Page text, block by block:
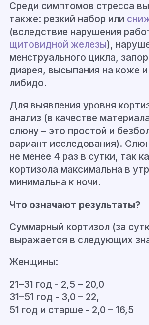
Среди симптомов стресса
также: резкий набор или
(вследствие нарушения
щитовидной железы),
менструального цикла,
диарея, высыпания на коже
либидо.
Для выявления уровня
анализ (в качестве
слюну – это простой и
вариант исследования).
не менее 4 раз в сутки, так
кортизола максимальна в
минимальна к ночи.
Что означают результаты?
Суммарный кортизол (за
выражается в следующих
Женщины:
21–31 год - 2,5 – 20,0
31–51 год - 3,0 – 22,
51 год и старше - 2,0 – 16,5